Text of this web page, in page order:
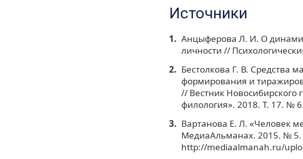
Источники
Анцыферова Л. И. О
личности //
Бестолкова Г. В. Средства
формирования и
// Вестник Новосибирского
филология». 2018. Т. 17. №
Вартанова Е. Л. «Человек
МедиаАльманах. 2015. № 5.
http://mediaalmanah.ru/